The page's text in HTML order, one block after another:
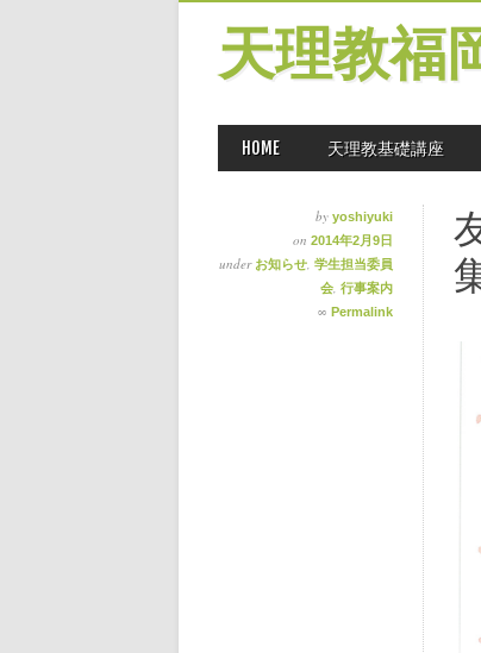
天理教福
MAIN MENU
HOME 天理教基礎講座
by yoshiyuki
on 2014年2月9日
under お知らせ, 学生担当委員
会, 行事案内
∞ Permalink